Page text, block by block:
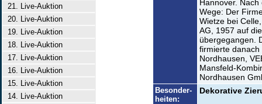
21. Live-Auktion
20. Live-Auktion
19. Live-Auktion
18. Live-Auktion
17. Live-Auktion
16. Live-Auktion
15. Live-Auktion
14. Live-Auktion
Hannover.
Wege: Der
Wietze bei
AG, 1957 auf
übergegangen.
firmierte
Nordhausen,
Mansfeld-
Nordhausen
Besonder-
heiten:
Dekorative